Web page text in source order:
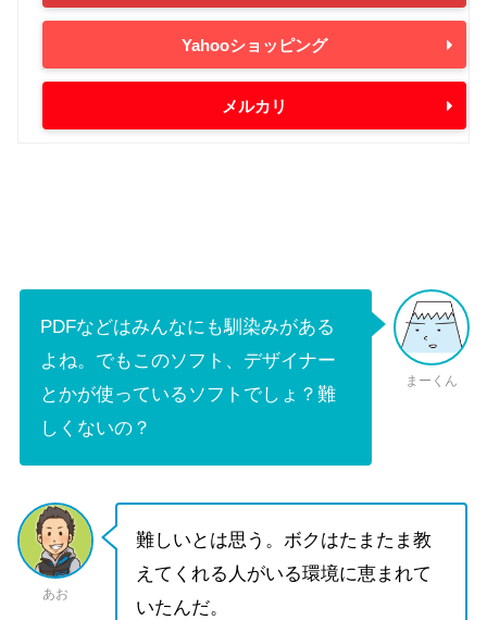
Yahooショッピング
メルカリ
PDFなどはみんなにも馴染みがある
よね。でもこのソフト、デザイナー
とかが使っているソフトでしょ？難
しくないの？
まーくん
あお
難しいとは思う。ボクはたまたま教
えてくれる人がいる環境に恵まれて
いたんだ。